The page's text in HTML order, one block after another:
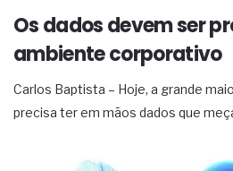
Os dados devem ser
ambiente corporativo
Carlos Baptista – Hoje, a grande
precisa ter em mãos dados que